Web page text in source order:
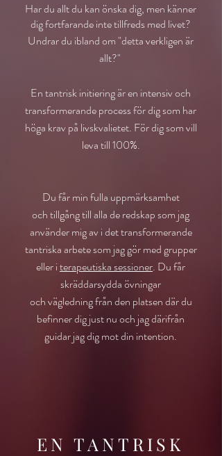
Har du allt du kan önska dig, men känner
dig fortfarande inte tillfreds med livet?
Undrar du ibland om "detta verkligen är
allt?"
En tantrisk initiering är en intensiv och
transformerande process för dig som har
höga krav på livskvalietet. För digsom vill
leva till 100%.
Du får min fulla uppmärksamhet
ochtillgångtill alla de redskap som jag
använder mig av i det transformerande
tantriskaarbete som jag gör med grupper
eller iterapeutiska sessioner. Dufår
skräddarsydda övningar
ochvägledningfrån den platsen där du
befinner dig just nu och jag därifrån
guidarjagdig mot din intention.
EN TANTRISK